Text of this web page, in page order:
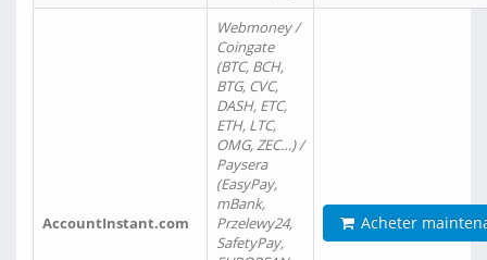
AccountInstant.com
Webmoney /
Coingate
(BTC, BCH,
BTG, CVC,
DASH, ETC,
ETH, LTC,
OMG, ZEC…) /
Paysera
(EasyPay,
mBank,
Przelewy24,
SafetyPay,
Acheter